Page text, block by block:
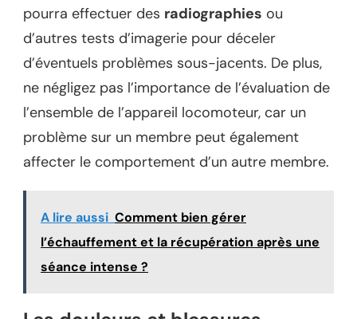
pourra effectuer des radiographies ou
d’autres tests d’imagerie pour déceler
d’éventuels problèmes sous-jacents. De plus,
ne négligez pas l’importance de l’évaluation de
l’ensemble de l’appareil locomoteur, car un
problème sur un membre peut également
affecter le comportement d’un autre membre.
A lire aussi Comment bien gérer
l’échauffement et la récupération après une
séance intense ?